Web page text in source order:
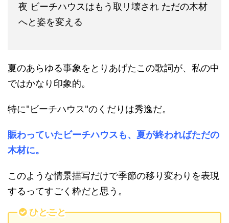
夜 ビーチハウスはもう取リ壊され ただの木材
へと姿を変える
夏のあらゆる事象をとりあげたこの歌詞が、私の中
ではかなり印象的。
特に"ビーチハウス"のくだりは秀逸だ。
賑わっていたビーチハウスも、夏が終わればただの
木材に。
このような情景描写だけで季節の移り変わりを表現
するってすごく粋だと思う。
ひとこと